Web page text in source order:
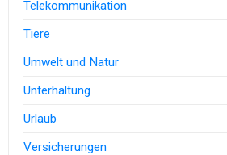
Telekommunikation
Tiere
Umwelt und Natur
Unterhaltung
Urlaub
Versicherungen